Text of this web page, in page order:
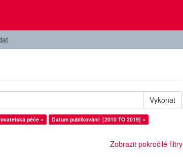
Vykonat
péče ×
Datum publikování: [2010 TO 2019] ×
Zobrazit pokročilé filtry